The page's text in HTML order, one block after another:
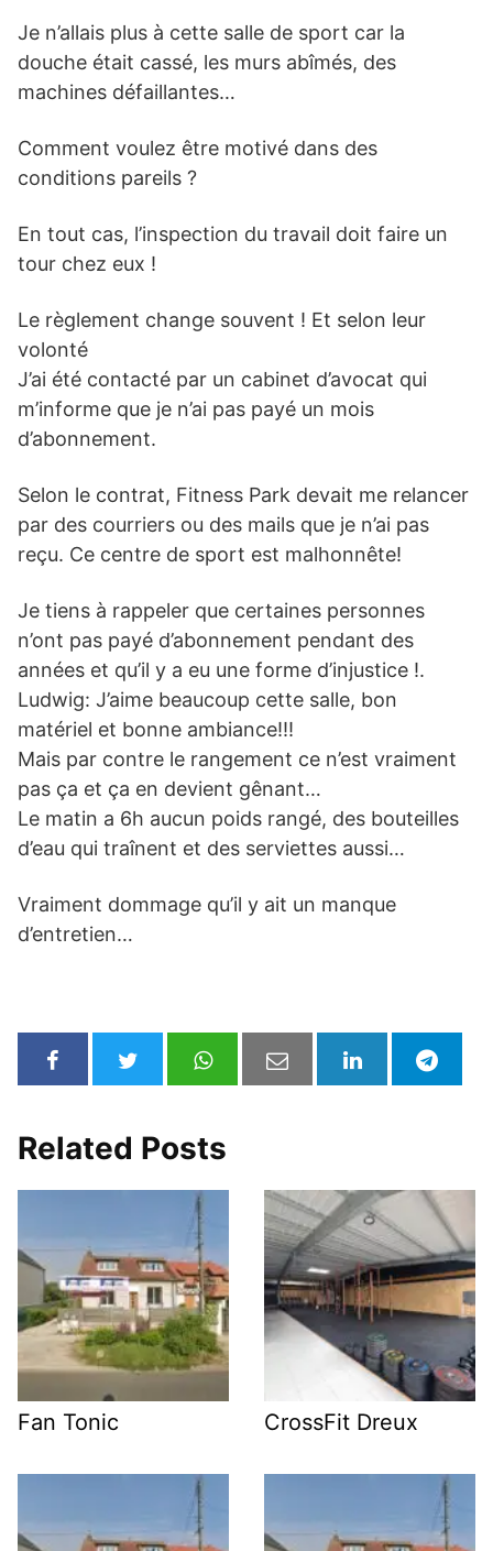
Je n’allais plus à cette salle de sport car la
douche était cassé, les murs abîmés, des
machines défaillantes…
Comment voulez être motivé dans des
conditions pareils ?
En tout cas, l’inspection du travail doit faire un
tour chez eux !
Le règlement change souvent ! Et selon leur
volonté
J’ai été contacté par un cabinet d’avocat qui
m’informe que je n’ai pas payé un mois
d’abonnement.
Selon le contrat, Fitness Park devait me relancer
par des courriers ou des mails que je n’ai pas
reçu. Ce centre de sport est malhonnête!
Je tiens à rappeler que certaines personnes
n’ont pas payé d’abonnement pendant des
années et qu’il y a eu une forme d’injustice !.
Ludwig: J’aime beaucoup cette salle, bon
matériel et bonne ambiance!!!
Mais par contre le rangement ce n’est vraiment
pas ça et ça en devient gênant…
Le matin a 6h aucun poids rangé, des bouteilles
d’eau qui traînent et des serviettes aussi…
Vraiment dommage qu’il y ait un manque
d’entretien…
Related Posts
Fan Tonic CrossFit Dreux